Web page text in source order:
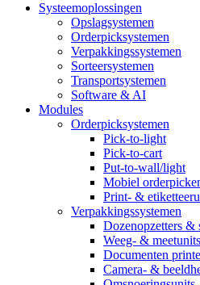
Systeemoplossingen
Opslagsystemen
Orderpicksystemen
Verpakkingssystemen
Sorteersystemen
Transportsystemen
Software & AI
Modules
Orderpicksystemen
Pick-to-light
Pick-to-cart
Put-to-wall/light
Mobiel
Print- &
Verpakkingssystemen
Dozenopzetters &
Weeg- & meetunits
Documenten
Camera- &